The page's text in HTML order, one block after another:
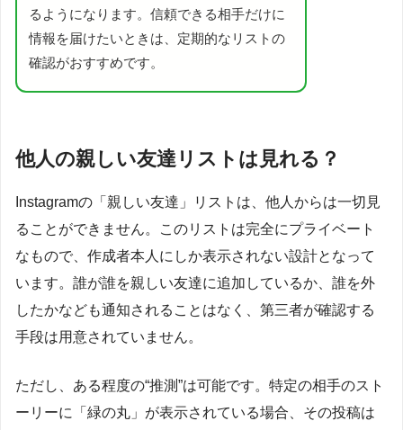
るようになります。信頼できる相手だけに
情報を届けたいときは、定期的なリストの
確認がおすすめです。
他人の親しい友達リストは見れる？
Instagramの「親しい友達」リストは、他人からは一切見
ることができません。このリストは完全にプライベート
なもので、作成者本人にしか表示されない設計となって
います。誰が誰を親しい友達に追加しているか、誰を外
したかなども通知されることはなく、第三者が確認する
手段は用意されていません。
ただし、ある程度の“推測”は可能です。特定の相手のスト
ーリーに「緑の丸」が表示されている場合、その投稿は